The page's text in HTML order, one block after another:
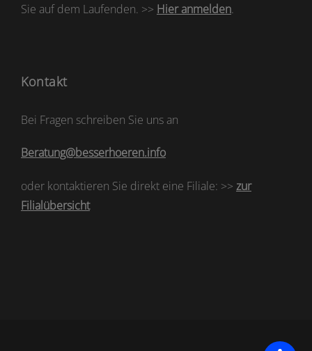
Sie auf dem Laufenden. >> Hier anmelden.
Kontakt
Bei Fragen schreiben Sie uns an
Beratung@besserhoeren.info
oder kontaktieren Sie direkt eine Filiale: >> zur
Filialübersicht